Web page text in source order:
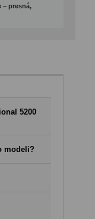
– presná,
5200
očakávajú
modeli?